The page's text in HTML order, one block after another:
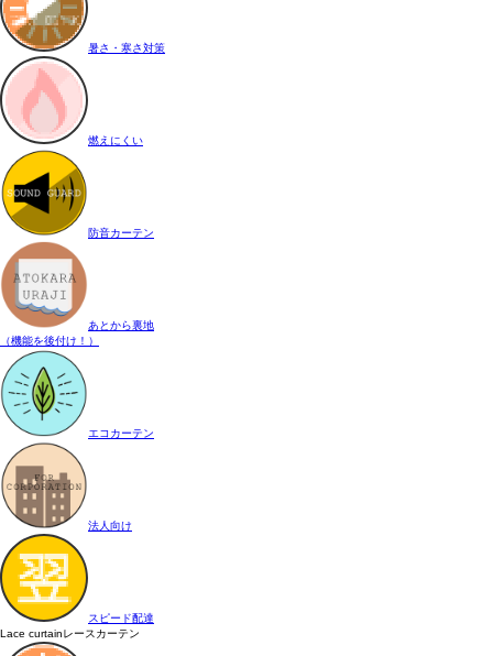
暑さ・寒さ対策
燃えにくい
防音カーテン
あとから裏地
（機能を後付け！）
エコカーテン
法人向け
スピード配達
Lace curtainレースカーテン